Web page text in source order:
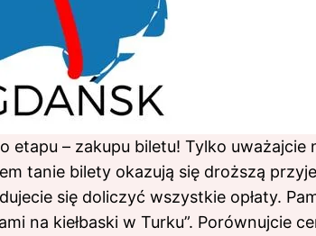
– zakupu biletu! Tylko uważajcie
tanie bilety okazują się droższą
się doliczyć wszystkie opłaty.
na kiełbaski w Turku”. Porównujcie